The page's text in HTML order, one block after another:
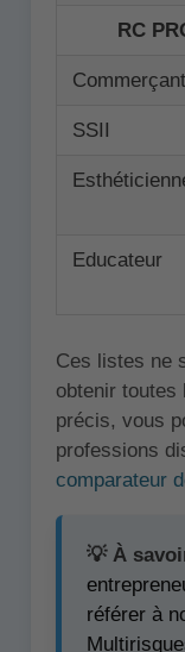
RC
Commerçant
SSII
Educateur
Ces listes ne
obtenir toutes
précis, vous
professions
comparateur
💡 À
référer à